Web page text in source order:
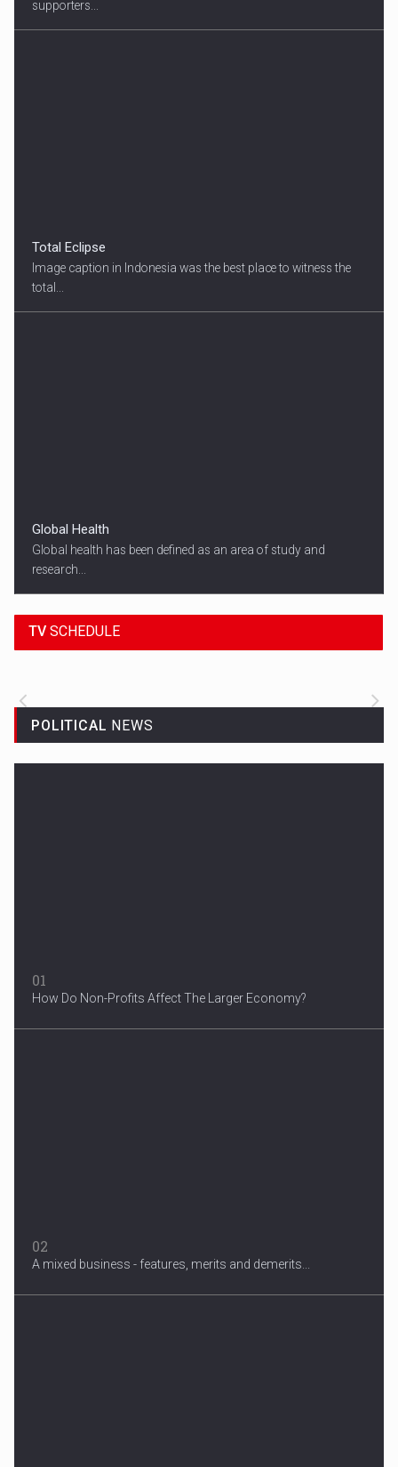
supporters...
Total Eclipse
Image caption in Indonesia was the best place to witness the
total...
Global Health
Global health has been defined as an area of study and
research...
TV SCHEDULE
18:45
ALL THE LATEST SPORTS NEWS FROM
POLITICAL NEWS
01
How Do Non-Profits Affect The Larger Economy?
02
A mixed business - features, merits and demerits...